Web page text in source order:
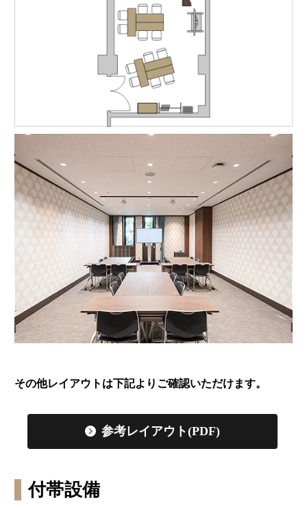
その他レイアウトは下記よりご確認いただけます。
参考レイアウト(PDF)
付帯設備